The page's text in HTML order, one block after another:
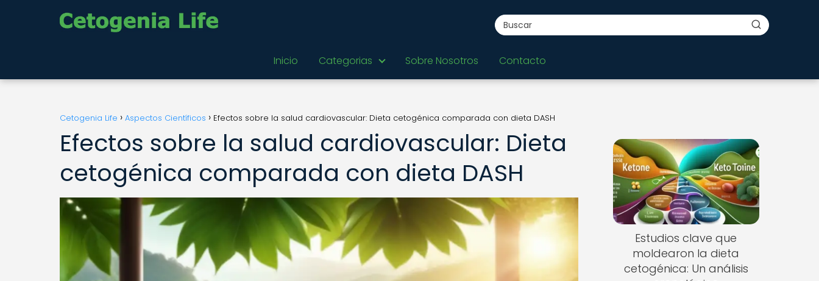
Inicio Categorias Sobre Nosotros Contacto
Cetogenia Life Aspectos Científicos Efectos sobre la salud cardiovascular: Dieta cetogénica comparada con dieta DASH
Efectos sobre la salud cardiovascular: Dieta
cetogénica comparada con dieta DASH
Estudios clave que
moldearon la dieta
cetogénica: Un análisis